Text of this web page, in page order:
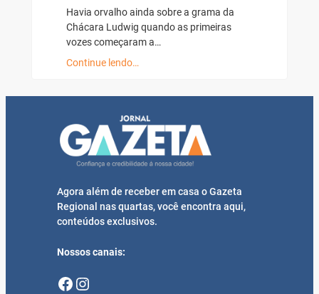
Havia orvalho ainda sobre a grama da
Chácara Ludwig quando as primeiras
vozes começaram a…
Continue lendo…
Agora além de receber em casa o Gazeta
Regional nas quartas, você encontra aqui,
conteúdos exclusivos.
Nossos canais:
Facebook Instagram